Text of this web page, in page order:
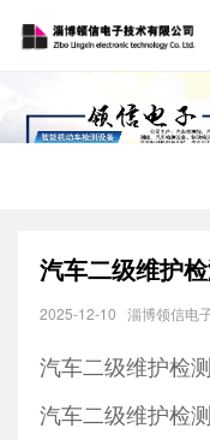
汽车二级维护
2025-12-10 淄博领信电
汽车二级维护检
汽车二级维护检